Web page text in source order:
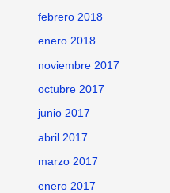
febrero 2018
enero 2018
noviembre 2017
octubre 2017
junio 2017
abril 2017
marzo 2017
enero 2017